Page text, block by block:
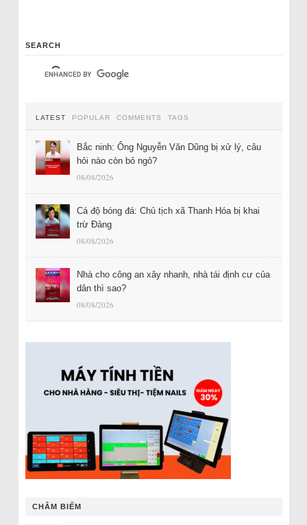
SEARCH
LATEST POPULAR COMMENTS TAGS
Bắc ninh: Ông Nguyễn Văn Dũng bị xử lý, câu
hỏi nào còn bỏ ngỏ?
08/08/2026
Cá độ bóng đá: Chủ tịch xã Thanh Hóa bị khai
trừ Đảng
08/08/2026
Nhà cho công an xây nhanh, nhà tái định cư của
dân thì sao?
08/08/2026
CHÂM BIẾM